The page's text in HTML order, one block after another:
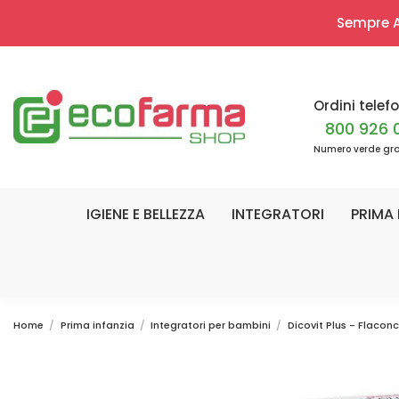
Sempre
Ordini
800 926
Numero verde
IGIENE E BELLEZZA INTEGRATORI PRIMA
Home Prima infanzia Integratori per bambini Dicovit Plus -